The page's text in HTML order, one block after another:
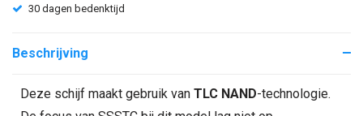
30 dagen bedenktijd
Beschrijving
Deze schijf maakt gebruik van TLC NAND-technologie.